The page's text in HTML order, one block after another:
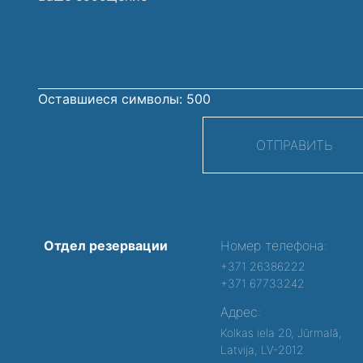
Оставшиеся символы: 500
ОТПРАВИТЬ
Отдел резервации Номер телефона:
+371 26386222
+371 67733242
Адрес:
Kolkas iela 20, Jūrmalā,
Latvija, LV-2012